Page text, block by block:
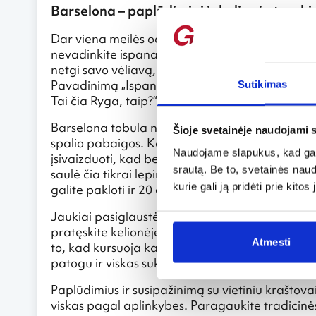
Sutikimas
Šioje svetainėje naudojami
Naudojame slapukus, kad
srautą. Be to, svetainės
kurie gali ją pridėti prie kitos
Atmesti
Barselona – paplūdimiai ir kelionės
Dar viena meilės oazė – Ispanija, o dar tiksliau
nevadinkite ispanais, jie – kataloniečiai.
netgi savo vėliavą, herbą, parlamentą. Ten
Pavadinimą „Ispanija“ jie priims panašiai kaip
Tai čia Ryga, taip?“.
Barselona tobula nes vos tik gegužę vandens
spalio pabaigos. Kai paplūdimiai Viduržemio
įsivaizduoti, kad be maudymosi kostiumėlio nė
saulė čia tikrai lepina. Tiesa, tuo pasirūpinkite
galite pakloti ir 20 eurų.
Jaukiai pasiglaustėte ant rankšluosčio ir
pratęskite kelionėje traukiniu po apylinkes. Ši
to, kad kursuoja kas 15-30 minučių ir šimtą
patogu ir viskas sukonstruota taip, kad
Paplūdimius ir susipažinimą su vietiniu
viskas pagal aplinkybes. Paragaukite